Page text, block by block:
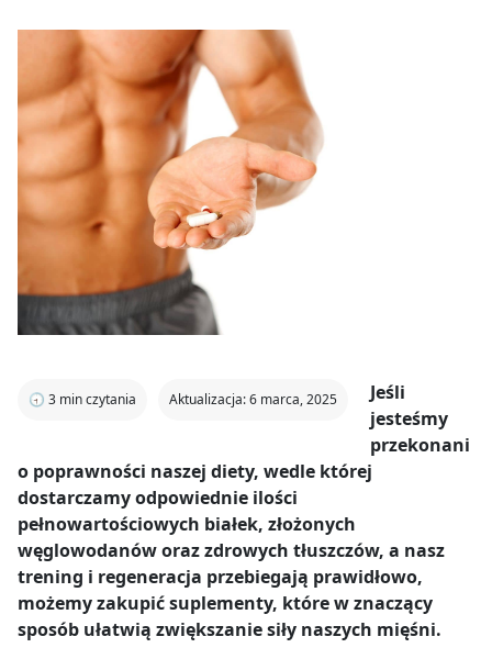
🕣 3 min czytania Aktualizacja: 6 marca, 2025
Jeśli
jesteśmy
przekonani
o poprawności naszej diety, wedle której
dostarczamy odpowiednie ilości
pełnowartościowych białek, złożonych
węglowodanów oraz zdrowych tłuszczów, a nasz
trening i regeneracja przebiegają prawidłowo,
możemy zakupić suplementy, które w znaczący
sposób ułatwią zwiększanie siły naszych mięśni.